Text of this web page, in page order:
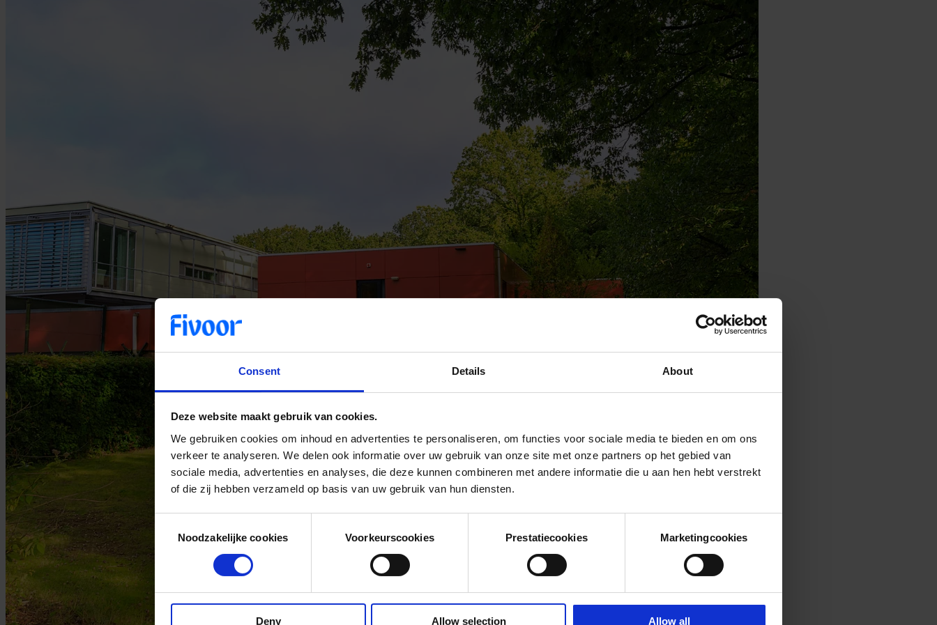
Consent Details About
Deze website maakt gebruik van cookies.
We gebruiken cookies om inhoud en advertenties te personaliseren, om functies voor sociale media te bieden en om ons
verkeer te analyseren. We delen ook informatie over uw gebruik van onze site met onze partners op het gebied van
sociale media, advertenties en analyses, die deze kunnen combineren met andere informatie die u aan hen hebt verstrekt
of die zij hebben verzameld op basis van uw gebruik van hun diensten.
SelectionNoodzakelijke cookies Voorkeurscookies Prestatiecookies Marketingcookies
Deny Allow selection Allow all